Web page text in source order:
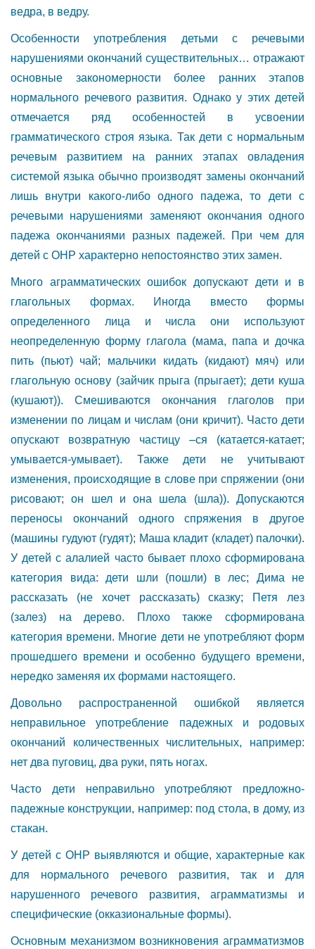
ведра, в ведру.
Особенности употребления детьми с речевыми
нарушениями окончаний существительных… отражают
основные закономерности более ранних этапов
нормального речевого развития. Однако у этих детей
отмечается ряд особенностей в усвоении
грамматического строя языка. Так дети с нормальным
речевым развитием на ранних этапах овладения
системой языка обычно производят замены окончаний
лишь внутри какого-либо одного падежа, то дети с
речевыми нарушениями заменяют окончания одного
падежа окончаниями разных падежей. При чем для
детей с ОНР характерно непостоянство этих замен.
Много аграмматических ошибок допускают дети и в
глагольных формах. Иногда вместо формы
определенного лица и числа они используют
неопределенную форму глагола (мама, папа и дочка
пить (пьют) чай; мальчики кидать (кидают) мяч) или
глагольную основу (зайчик прыга (прыгает); дети куша
(кушают)). Смешиваются окончания глаголов при
изменении по лицам и числам (они кричит). Часто дети
опускают возвратную частицу –ся (катается-катает;
умывается-умывает). Также дети не учитывают
изменения, происходящие в слове при спряжении (они
рисовают; он шел и она шела (шла)). Допускаются
переносы окончаний одного спряжения в другое
(машины гудуют (гудят); Маша кладит (кладет) палочки).
У детей с алалией часто бывает плохо сформирована
категория вида: дети шли (пошли) в лес; Дима не
рассказать (не хочет рассказать) сказку; Петя лез
(залез) на дерево. Плохо также сформирована
категория времени. Многие дети не употребляют форм
прошедшего времени и особенно будущего времени,
нередко заменяя их формами настоящего.
Довольно распространенной ошибкой является
неправильное употребление падежных и родовых
окончаний количественных числительных, например:
нет два пуговиц, два руки, пять ногах.
Часто дети неправильно употребляют предложно-
падежные конструкции, например: под стола, в дому, из
стакан.
У детей с ОНР выявляются и общие, характерные как
для нормального речевого развития, так и для
нарушенного речевого развития, аграмматизмы и
специфические (окказиональные формы).
Основным механизмом возникновения аграмматизмов